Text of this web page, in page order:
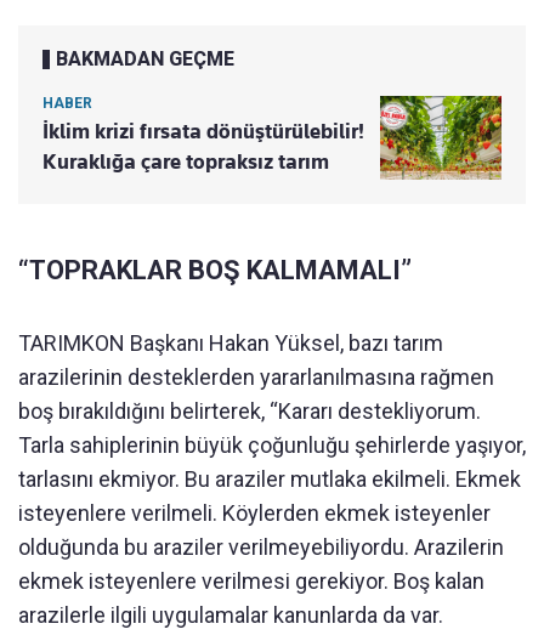
BAKMADAN GEÇME
HABER
İklim krizi fırsata dönüştürülebilir!
Kuraklığa çare topraksız tarım
“TOPRAKLAR BOŞ KALMAMALI”
TARIMKON Başkanı Hakan Yüksel, bazı tarım
arazilerinin desteklerden yararlanılmasına rağmen
boş bırakıldığını belirterek, “Kararı destekliyorum.
Tarla sahiplerinin büyük çoğunluğu şehirlerde yaşıyor,
tarlasını ekmiyor. Bu araziler mutlaka ekilmeli. Ekmek
isteyenlere verilmeli. Köylerden ekmek isteyenler
olduğunda bu araziler verilmeyebiliyordu. Arazilerin
ekmek isteyenlere verilmesi gerekiyor. Boş kalan
arazilerle ilgili uygulamalar kanunlarda da var.